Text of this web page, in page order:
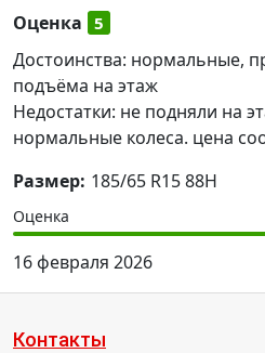
Оценка 5
Достоинства: нормальные,
подъёма на этаж
Недостатки: не подняли на
нормальные колеса. цена
Размер: 185/65 R15 88H
Оценка
16 февраля 2026
Контакты